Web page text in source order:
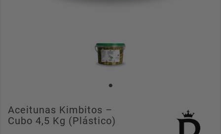
Aceitunas Kimbitos –
Cubo 4,5 Kg (Plástico)